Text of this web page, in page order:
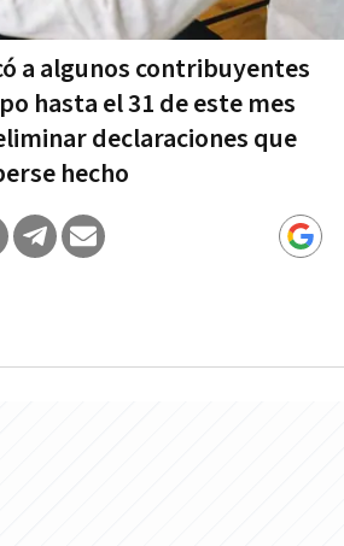
a algunos contribuyentes
hasta el 31 de este mes
declaraciones que
hecho